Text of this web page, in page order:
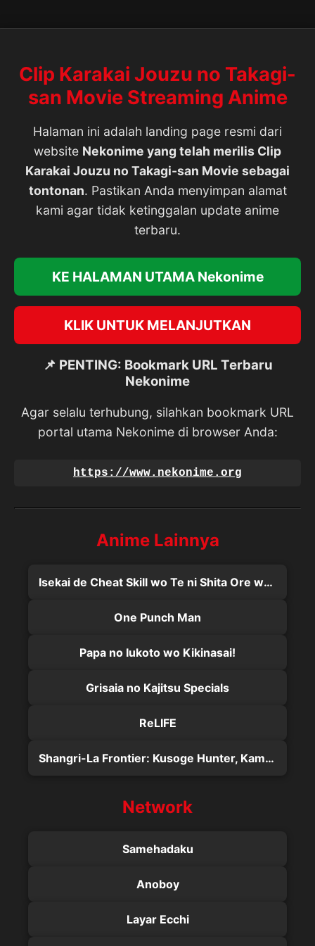
Clip Karakai Jouzu no Takagi-
san Movie Streaming Anime
Halaman ini adalah landing page resmi dari
website Nekonime yang telah merilis Clip
Karakai Jouzu no Takagi-san Movie sebagai
tontonan. Pastikan Anda menyimpan alamat
kami agar tidak ketinggalan update anime
terbaru.
KE HALAMAN UTAMA Nekonime
KLIK UNTUK MELANJUTKAN
📌 PENTING: Bookmark URL Terbaru
Nekonime
Agar selalu terhubung, silahkan bookmark URL
portal utama Nekonime di browser Anda:
https://www.nekonime.org
Anime Lainnya
Isekai de Cheat Skill wo Te ni Shita Ore wa, Genjitsu Sekai wo mo Musou Suru: Level Up wa Jinsei wo Kaeta (TV Special)
One Punch Man
Papa no Iukoto wo Kikinasai!
Grisaia no Kajitsu Specials
ReLIFE
Shangri-La Frontier: Kusoge Hunter, Kamige ni Idoman to su 2nd Season
Network
Samehadaku
Anoboy
Layar Ecchi